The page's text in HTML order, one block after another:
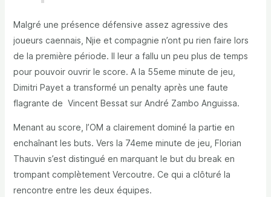
Malgré une présence défensive assez agressive des
joueurs caennais, Njie et compagnie n’ont pu rien faire lors
de la première période. Il leur a fallu un peu plus de temps
pour pouvoir ouvrir le score. A la 55eme minute de jeu,
Dimitri Payet a transformé un penalty après une faute
flagrante de Vincent Bessat sur André Zambo Anguissa.
Menant au score, l’OM a clairement dominé la partie en
enchaînant les buts. Vers la 74eme minute de jeu, Florian
Thauvin s’est distingué en marquant le but du break en
trompant complètement Vercoutre. Ce qui a clôturé la
rencontre entre les deux équipes.